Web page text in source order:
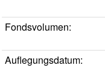
Fondsvolumen:
Auflegungsdatum: